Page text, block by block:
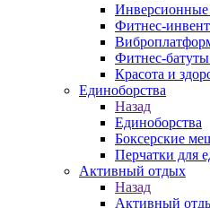
Инверсионные
Фитнес-
Фитнес-
Красота и
Единоборства
Назад
Единоборства
Боксерские
Перчатки для
Активный отдых
Назад
Активный